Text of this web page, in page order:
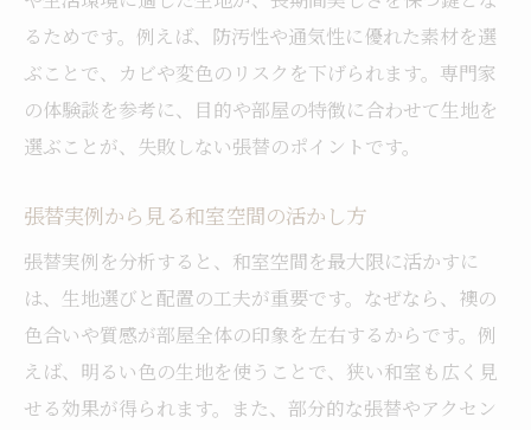
るためです。例えば、防汚性や通気性に優れた素材を選
ぶことで、カビや変色のリスクを下げられます。専門家
の体験談を参考に、目的や部屋の特徴に合わせて生地を
選ぶことが、失敗しない張替のポイントです。
張替実例から見る和室空間の活かし方
張替実例を分析すると、和室空間を最大限に活かすに
は、生地選びと配置の工夫が重要です。なぜなら、襖の
色合いや質感が部屋全体の印象を左右するからです。例
えば、明るい色の生地を使うことで、狭い和室も広く見
せる効果が得られます。また、部分的な張替やアクセン